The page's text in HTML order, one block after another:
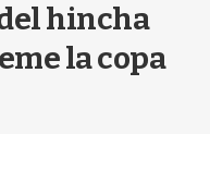
hincha
la copa